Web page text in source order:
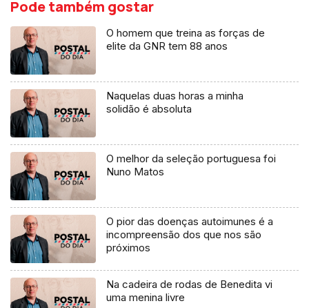
Pode também gostar
O homem que treina as forças de
elite da GNR tem 88 anos
Naquelas duas horas a minha
solidão é absoluta
O melhor da seleção portuguesa foi
Nuno Matos
O pior das doenças autoimunes é a
incompreensão dos que nos são
próximos
Na cadeira de rodas de Benedita vi
uma menina livre